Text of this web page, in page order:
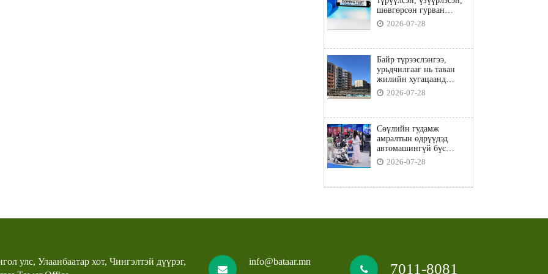
шөвгөрсөн гурван
бөхөөс допинг илэрчээ
2026-07-28
Байр түрээслэнгээ,
урьдчилгааг нь таван
жилийн хугацаанд
төлбөл орон сууцны
зээлд хамрагдана
2026-07-28
Сөүлийн гудамж
амралтын өдрүүдэд
автомашингүй бүс
боллоо
2026-07-28
улс, Улаанбаатар хот, Чингэлтэй дүүрэг,
info@bataar.mn 7011-8081